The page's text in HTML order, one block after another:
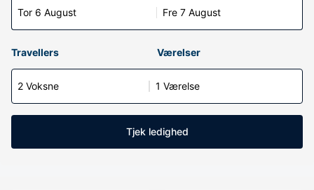
Tor 6 August Fre 7 August
Travellers Værelser
2 Voksne 1 Værelse
Tjek ledighed